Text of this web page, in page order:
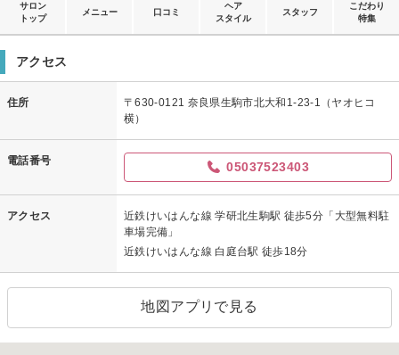
サロン
トップ
メニュー 口コミ
ヘア
スタイル
スタッフ
こだわり
特集
アクセス
住所
〒630-0121 奈良県生駒市北大和1-23-1（ヤオヒコ
横）
電話番号 05037523403
アクセス
近鉄けいはんな線 学研北生駒駅 徒歩5分「大型無料駐
車場完備」
近鉄けいはんな線 白庭台駅 徒歩18分
地図アプリで見る